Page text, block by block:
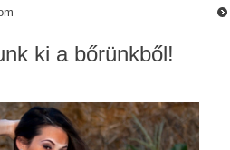
ki a bőrünkből!